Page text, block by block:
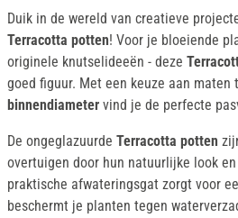
Duik in de wereld van creatieve
Terracotta potten! Voor je bloeiende
originele knutselideeën - deze
goed figuur. Met een keuze aan maten
binnendiameter vind je de perfecte
De ongeglazuurde Terracotta potten
overtuigen door hun natuurlijke look
praktische afwateringsgat zorgt voor
beschermt je planten tegen